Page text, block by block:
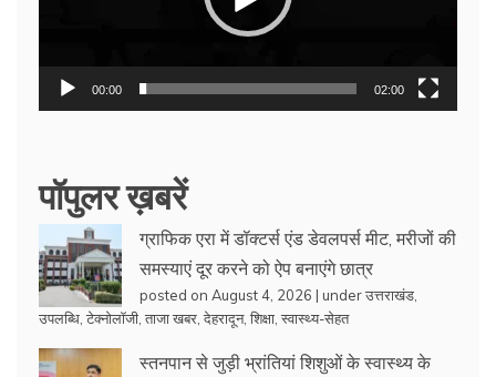
00:00 02:00
पॉपुलर ख़बरें
ग्राफिक एरा में डॉक्टर्स एंड डेवलपर्स मीट, मरीजों की
समस्याएं दूर करने को ऐप बनाएंगे छात्र
posted on August 4, 2026 | underउत्तराखंड
उपलब्धि टेक्नोलॉजी ताजा खबर देहरादून, शिक्षा स्वास्थ्य-सेहत
स्तनपान से जुड़ी भ्रांतियां शिशुओं के स्वास्थ्य के